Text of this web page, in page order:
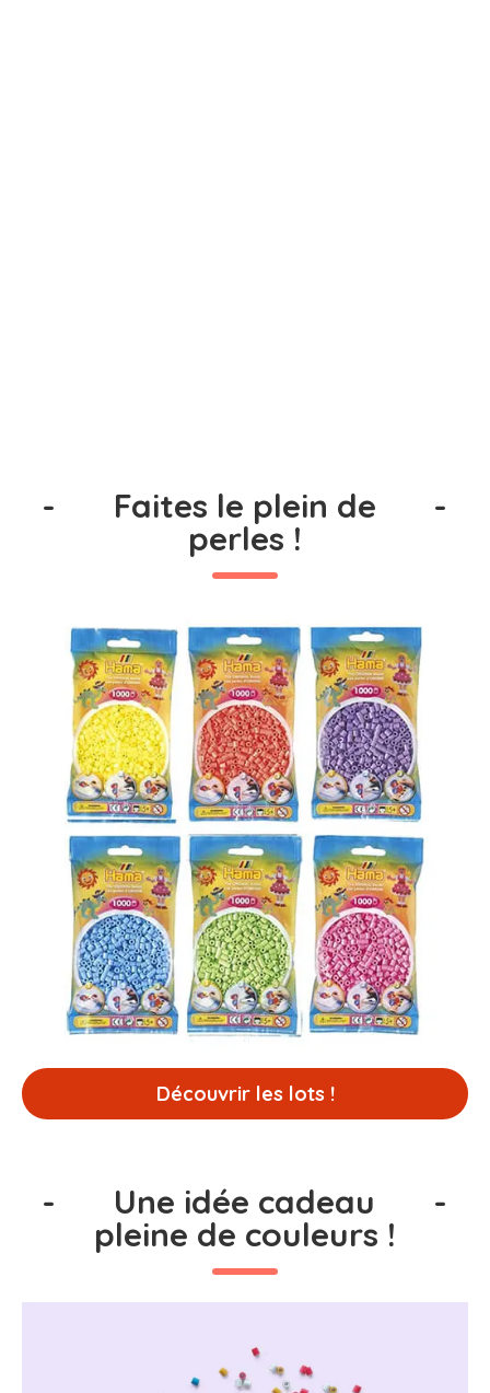
- Faites le plein de
perles !
-
Découvrir les lots !
- Une idée cadeau
pleine de couleurs !
-